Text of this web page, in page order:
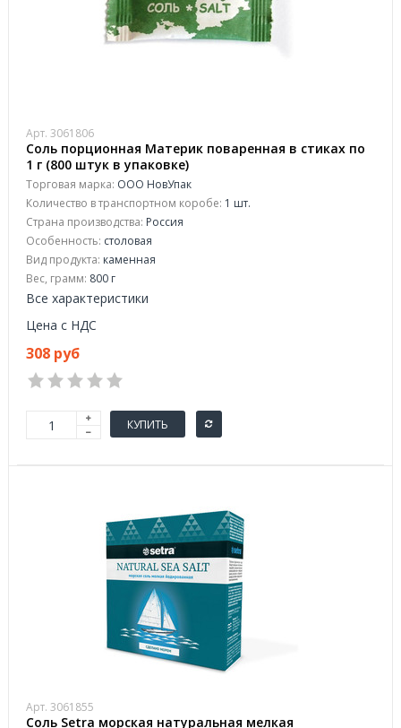
Арт. 3061806
Соль порционная Материк поваренная в стиках по
1 г (800 штук в упаковке)
Торговая марка: ООО НовУпак
Количество в транспортном коробе: 1 шт.
Страна производства: Россия
Особенность: столовая
Вид продукта: каменная
Вес, грамм: 800 г
Все характеристики
Цена с НДС
308 руб
КУПИТЬ
Арт. 3061855
Соль Setra морская натуральная мелкая